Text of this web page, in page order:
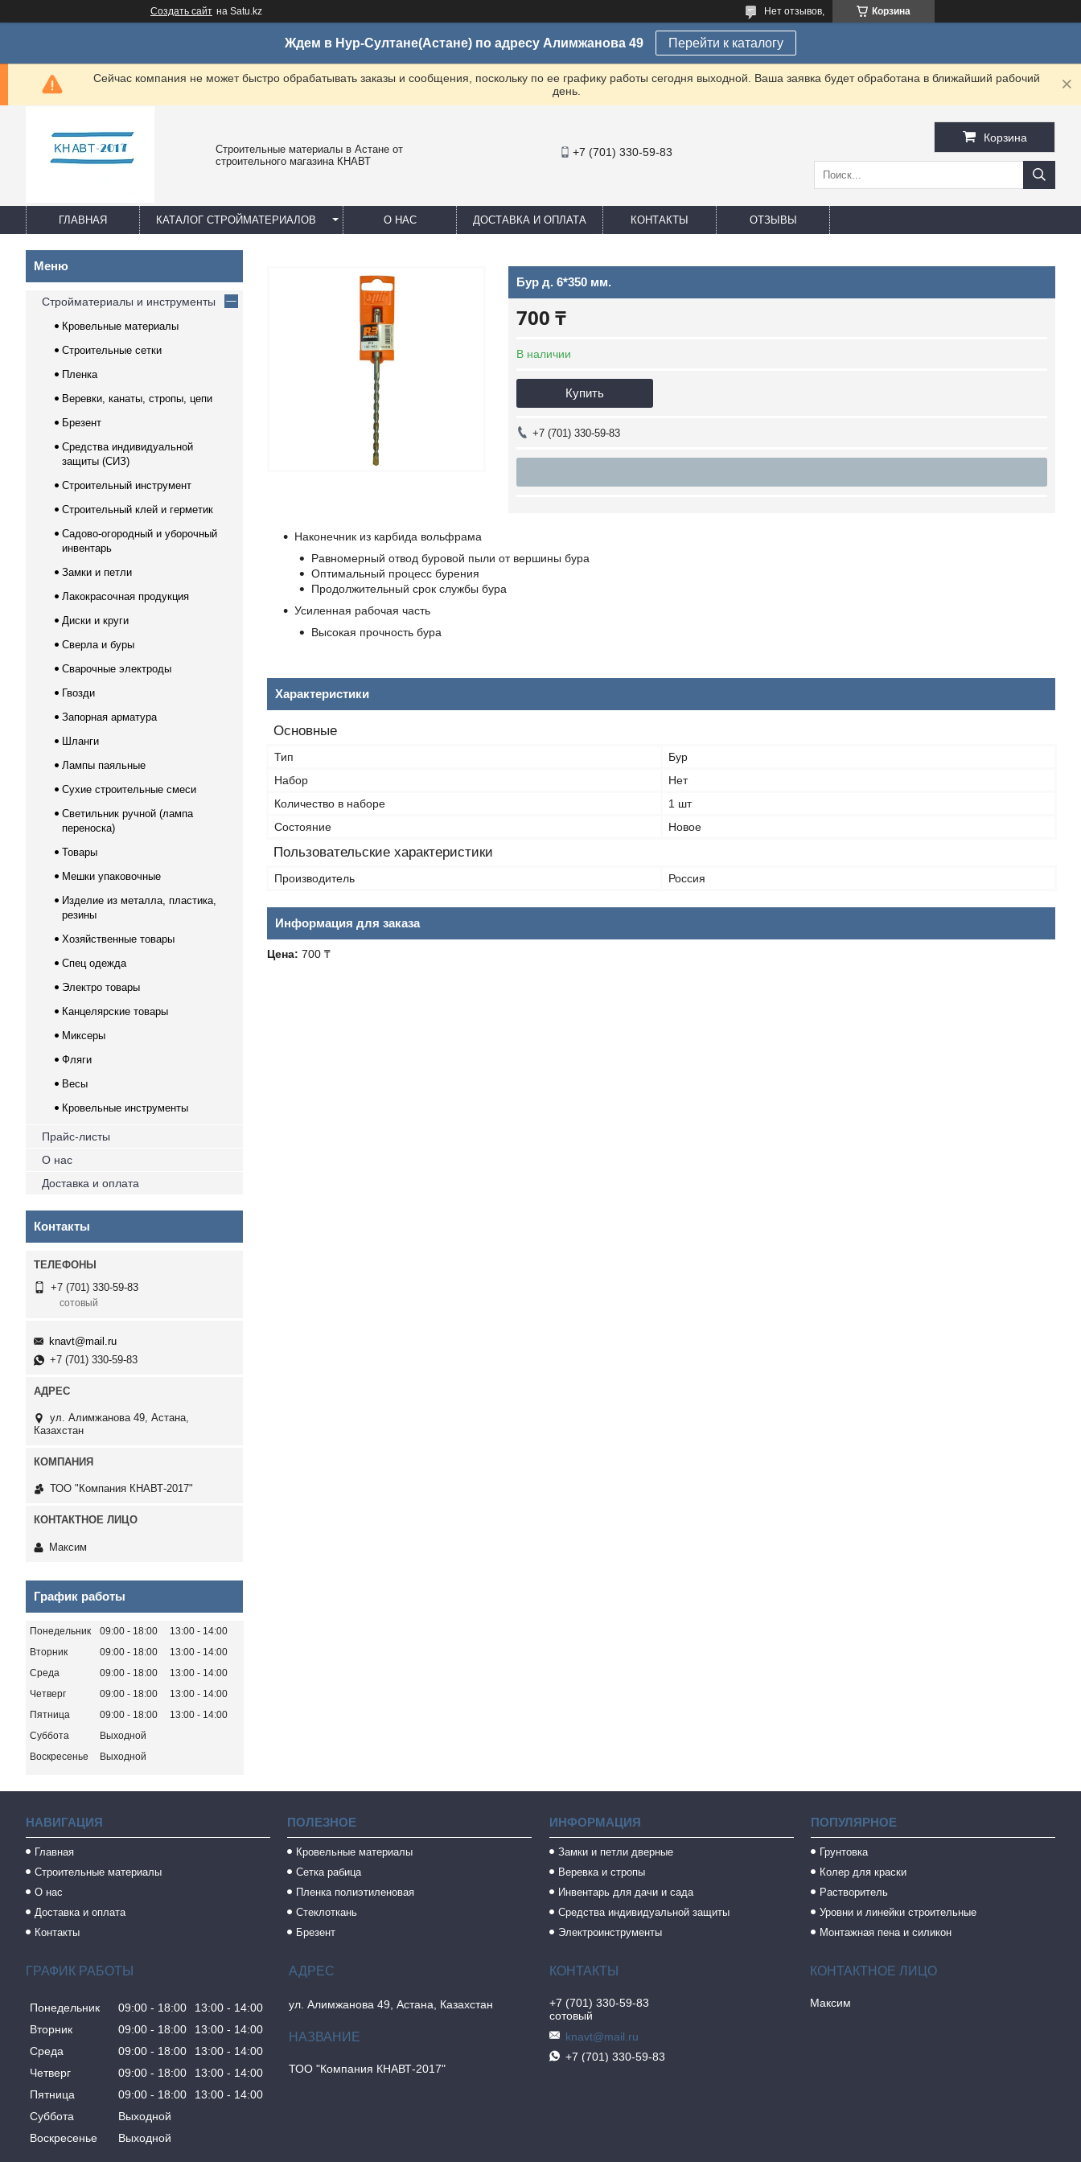
Создать сайт на Satu.kz Корзина
Нет отзывов,
Ждем в Нур-Султане(Астане) по адресу Алимжанова 49 Перейти к каталогу
Сейчас компания не может быстро обрабатывать заказы и сообщения, поскольку по ее графику работы сегодня выходной. Ваша заявка будет обработана в ближайший рабочий
день.
Строительные материалы в Астане от
строительного магазина КНАВТ
+7 (701) 330-59-83
Корзина
ГЛАВНАЯ КАТАЛОГ СТРОЙМАТЕРИАЛОВ О НАС ДОСТАВКА И ОПЛАТА КОНТАКТЫ ОТЗЫВЫ
Бур д. 6*350 мм.
700 ₸
В наличии
Купить
+7 (701) 330-59-83
Наконечник из карбида вольфрама
Равномерный отвод буровой пыли от вершины бура
Оптимальный процесс бурения
Продолжительный срок службы бура
Усиленная рабочая часть
Высокая прочность бура
Характеристики
Основные
Тип
Бур
Набор
Нет
Количество в наборе
1 шт
Состояние
Новое
Пользовательские характеристики
Производитель Россия
Информация для заказа
Цена: 700 ₸
Стройматериалы и инструменты
Кровельные материалы
Строительные сетки
Пленка
Веревки, канаты, стропы, цепи
Брезент
Средства индивидуальной
защиты (СИЗ)
Строительный инструмент
Строительный клей и герметик
Садово-огородный и уборочный
инвентарь
Замки и петли
Лакокрасочная продукция
Диски и круги
Сверла и буры
Сварочные электроды
Гвозди
Запорная арматура
Шланги
Лампы паяльные
Сухие строительные смеси
Светильник ручной (лампа
переноска)
Товары
Мешки упаковочные
Изделие из металла, пластика,
резины
Хозяйственные товары
Спец одежда
Электро товары
Канцелярские товары
Миксеры
Фляги
Весы
Кровельные инструменты
Прайс-листы
О нас
Доставка и оплата
Контакты
+7 (701) 330-59-83
сотовый
knavt@mail.ru
+7 (701) 330-59-83
ул. Алимжанова 49, Астана,
Казахстан
ТОО "Компания КНАВТ-2017"
Максим
График работы
Понедельник 09:00 18:00 13:00
14:00
Вторник
09:00 18:00 13:00
14:00
Среда
09:00 18:00 13:00
14:00
Четверг
09:00 18:00 13:00
14:00
Пятница
09:00 18:00 13:00
14:00
Суббота
Выходной
Воскресенье
Выходной
НАВИГАЦИЯ
Главная
Строительные материалы
О нас
Доставка и оплата
Контакты
ПОЛЕЗНОЕ
Кровельные материалы
Сетка рабица
Пленка полиэтиленовая
Стеклоткань
Брезент
ИНФОРМАЦИЯ
Замки и петли дверные
Веревка и стропы
Инвентарь для дачи и сада
Средства индивидуальной защиты
Электроинструменты
ПОПУЛЯРНОЕ
Грунтовка
Колер для краски
Растворитель
Уровни и линейки строительные
Монтажная пена и силикон
ГРАФИК РАБОТЫ
Понедельник 09:00 18:00 13:00
14:00
Вторник
09:00 18:00 13:00
14:00
Среда
09:00 18:00 13:00
14:00
Четверг
09:00 18:00 13:00
14:00
Пятница
09:00 18:00 13:00
14:00
Суббота
Выходной
Воскресенье
Выходной
ул. Алимжанова 49, Астана, Казахстан
ТОО "Компания КНАВТ-2017"
+7 (701) 330-59-83
сотовый
knavt@mail.ru
+7 (701) 330-59-83
Максим